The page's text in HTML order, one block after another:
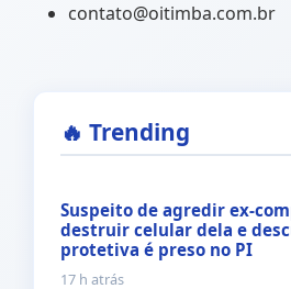
contato@oitimba.com.br
🔥 Trending
Suspeito de agredir ex-
destruir celular dela e
protetiva é preso no PI
17 h atrás